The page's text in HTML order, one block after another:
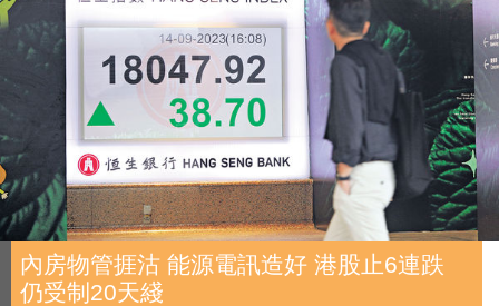
內房物管捱沽 能源電訊造好 港股止6連跌
仍受制20天綫